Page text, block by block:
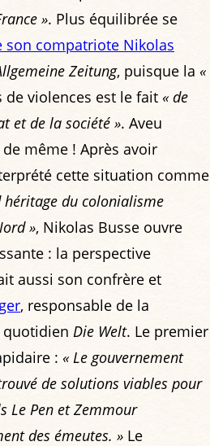
». Plus équilibrée se
son compatriote Nikolas
Zeitung, puisque la «
de violences est le fait « de
et de la société ». Aveu
même ! Après avoir
cette situation comme
héritage du colonialisme
», Nikolas Busse ouvre
: la perspective
aussi son confrère et
, responsable de la
Die Welt. Le premier
: « Le gouvernement
de solutions viables pour
Le Pen et Zemmour
des émeutes. » Le